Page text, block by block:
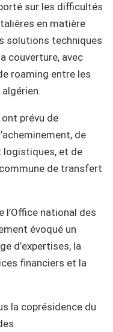
sur les difficultés
en matière
solutions techniques
couverture, avec
roaming entre les
prévu de
de
logistiques, et de
de transfert
l’Office national des
évoqué un
d’expertises, la
financiers et la
la coprésidence du